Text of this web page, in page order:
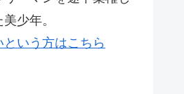
少年。
いう方はこちら